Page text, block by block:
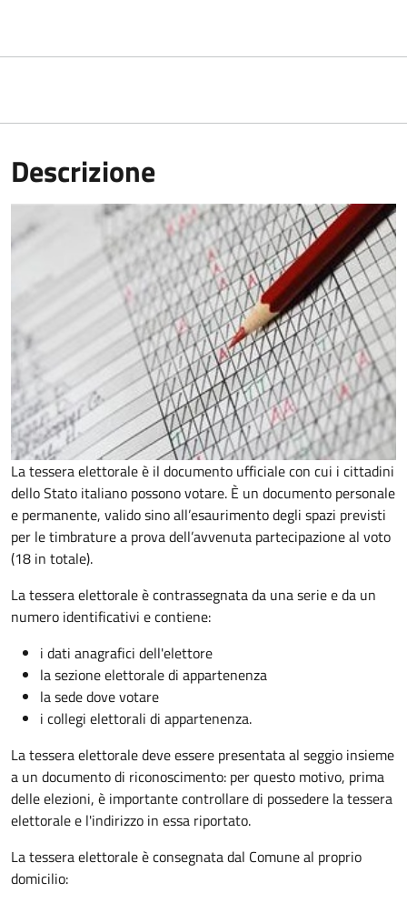
Descrizione
La tessera elettorale è il documento ufficiale con cui i cittadini
dello Stato italiano possono votare. È un documento personale
e permanente, valido sino all’esaurimento degli spazi previsti
per le timbrature a prova dell’avvenuta partecipazione al voto
(18 in totale).
La tessera elettorale è contrassegnata da una serie e da un
numero identificativi e contiene:
i dati anagrafici dell'elettore
la sezione elettorale di appartenenza
la sede dove votare
i collegi elettorali di appartenenza.
La tessera elettorale deve essere presentata al seggio insieme
a un documento di riconoscimento: per questo motivo, prima
delle elezioni, è importante controllare di possedere la tessera
elettorale e l'indirizzo in essa riportato.
La tessera elettorale è consegnata dal Comune al proprio
domicilio: